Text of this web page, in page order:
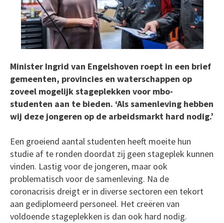
Minister Ingrid van Engelshoven roept in een brief
gemeenten, provincies en waterschappen op
zoveel mogelijk stageplekken voor mbo-
studenten aan te bieden. ‘Als samenleving hebben
wij deze jongeren op de arbeidsmarkt hard nodig.’
Een groeiend aantal studenten heeft moeite hun
studie af te ronden doordat zij geen stageplek kunnen
vinden. Lastig voor de jongeren, maar ook
problematisch voor de samenleving. Na de
coronacrisis dreigt er in diverse sectoren een tekort
aan gediplomeerd personeel. Het creëren van
voldoende stageplekken is dan ook hard nodig.